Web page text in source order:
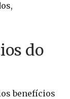
do
benefícios